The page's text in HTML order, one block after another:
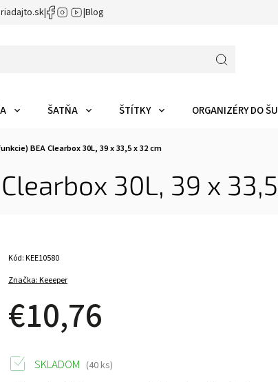
| |Blog
ŠATŇA ŠTÍTKY ORGANIZÉRY DO
BEA Clearbox 30L, 39 x 33,5 x 32 cm
30L, 39 x
Značka:Keeeper
€10,76
Kód:KEE10580
SKLADOM (40 ks)